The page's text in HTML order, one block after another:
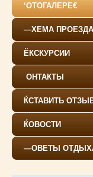
‘ОТОГАЛЕРЕ€
—ХЕМА ПРОЕЗДА
ЁКСКУРСИИ
ОНТАКТЫ
ЌСТАВИТЬ
ЌОВОСТИ
—ОВЕТЫ